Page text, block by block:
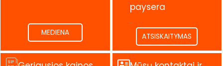
.
MEDIENA
paysera
.
ATSISKAITYMAS